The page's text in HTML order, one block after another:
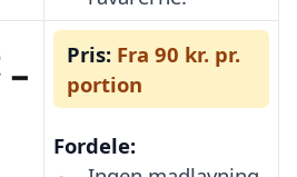
Pris: Fra 90 kr. pr.
portion
Fordele: